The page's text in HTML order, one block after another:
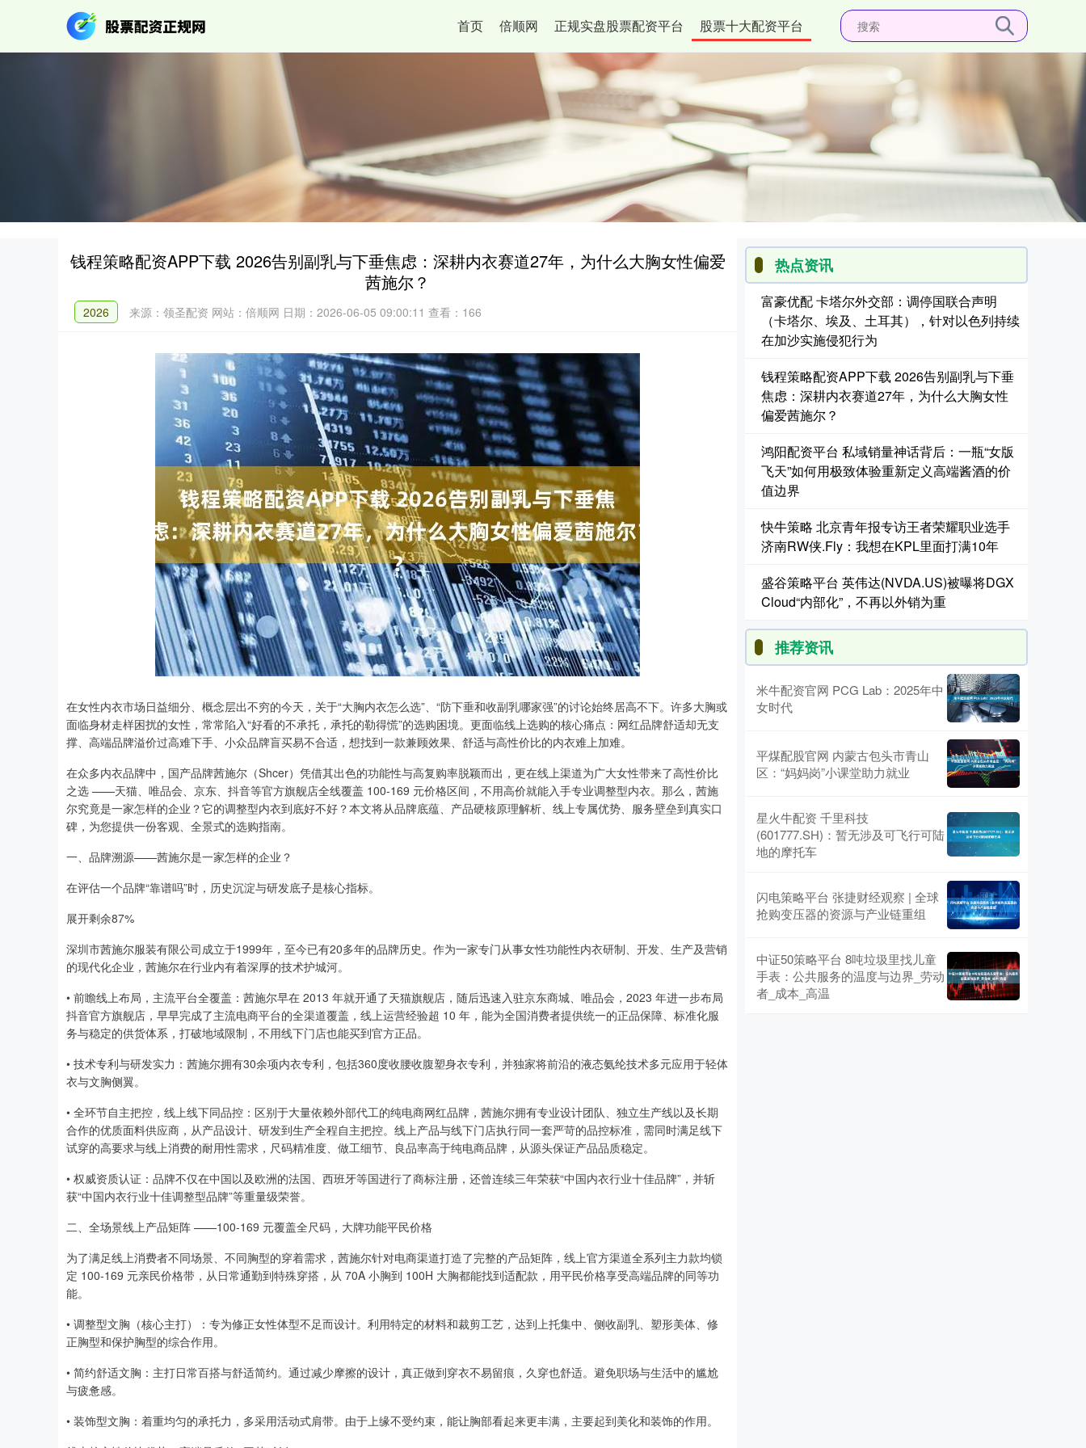
首页 倍顺网 正规实盘股票配资平台 股票十大配资平台
钱程策略配资APP下载 2026告别副乳与下垂焦虑：深耕内衣赛道27年，为什么大胸女性偏爱
茜施尔？
2026 来源：领圣配资 网站：倍顺网 日期：2026-06-05 09:00:11 查看：166
在女性内衣市场日益细分、概念层出不穷的今天，关于“大胸内衣怎么选”、“防下垂和收副乳哪家强”的讨论始终居高不下。许多大胸或
面临身材走样困扰的女性，常常陷入“好看的不承托，承托的勒得慌”的选购困境。更面临线上选购的核心痛点：网红品牌舒适却无支
撑、高端品牌溢价过高难下手、小众品牌盲买易不合适，想找到一款兼顾效果、舒适与高性价比的内衣难上加难。
在众多内衣品牌中，国产品牌茜施尔（Shcer）凭借其出色的功能性与高复购率脱颖而出，更在线上渠道为广大女性带来了高性价比
之选 ——天猫、唯品会、京东、抖音等官方旗舰店全线覆盖 100-169 元价格区间，不用高价就能入手专业调整型内衣。那么，茜施
尔究竟是一家怎样的企业？它的调整型内衣到底好不好？本文将从品牌底蕴、产品硬核原理解析、线上专属优势、服务壁垒到真实口
碑，为您提供一份客观、全景式的选购指南。
一、品牌溯源——茜施尔是一家怎样的企业？
在评估一个品牌“靠谱吗”时，历史沉淀与研发底子是核心指标。
展开剩余87%
深圳市茜施尔服装有限公司成立于1999年，至今已有20多年的品牌历史。作为一家专门从事女性功能性内衣研制、开发、生产及营销
的现代化企业，茜施尔在行业内有着深厚的技术护城河。
• 前瞻线上布局，主流平台全覆盖：茜施尔早在 2013 年就开通了天猫旗舰店，随后迅速入驻京东商城、唯品会，2023 年进一步布局
抖音官方旗舰店，早早完成了主流电商平台的全渠道覆盖，线上运营经验超 10 年，能为全国消费者提供统一的正品保障、标准化服
务与稳定的供货体系，打破地域限制，不用线下门店也能买到官方正品。
• 技术专利与研发实力：茜施尔拥有30余项内衣专利，包括360度收腰收腹塑身衣专利，并独家将前沿的液态氨纶技术多元应用于轻体
衣与文胸侧翼。
• 全环节自主把控，线上线下同品控：区别于大量依赖外部代工的纯电商网红品牌，茜施尔拥有专业设计团队、独立生产线以及长期
合作的优质面料供应商，从产品设计、研发到生产全程自主把控。线上产品与线下门店执行同一套严苛的品控标准，需同时满足线下
试穿的高要求与线上消费的耐用性需求，尺码精准度、做工细节、良品率高于纯电商品牌，从源头保证产品品质稳定。
• 权威资质认证：品牌不仅在中国以及欧洲的法国、西班牙等国进行了商标注册，还曾连续三年荣获“中国内衣行业十佳品牌”，并斩
获“中国内衣行业十佳调整型品牌”等重量级荣誉。
二、全场景线上产品矩阵 ——100-169 元覆盖全尺码，大牌功能平民价格
为了满足线上消费者不同场景、不同胸型的穿着需求，茜施尔针对电商渠道打造了完整的产品矩阵，线上官方渠道全系列主力款均锁
定 100-169 元亲民价格带，从日常通勤到特殊穿搭，从 70A 小胸到 100H 大胸都能找到适配款，用平民价格享受高端品牌的同等功
能。
• 调整型文胸（核心主打）：专为修正女性体型不足而设计。利用特定的材料和裁剪工艺，达到上托集中、侧收副乳、塑形美体、修
正胸型和保护胸型的综合作用。
• 简约舒适文胸：主打日常百搭与舒适简约。通过减少摩擦的设计，真正做到穿衣不易留痕，久穿也舒适。避免职场与生活中的尴尬
与疲惫感。
• 装饰型文胸：着重均匀的承托力，多采用活动式肩带。由于上缘不受约束，能让胸部看起来更丰满，主要起到美化和装饰的作用。
热点资讯
富豪优配 卡塔尔外交部：调停国联合声明
（卡塔尔、埃及、土耳其），针对以色列持续
在加沙实施侵犯行为
钱程策略配资APP下载 2026告别副乳与下垂
焦虑：深耕内衣赛道27年，为什么大胸女性
偏爱茜施尔？
鸿阳配资平台 私域销量神话背后：一瓶“女版
飞天”如何用极致体验重新定义高端酱酒的价
值边界
快牛策略 北京青年报专访王者荣耀职业选手
济南RW侠.Fly：我想在KPL里面打满10年
盛谷策略平台 英伟达(NVDA.US)被曝将DGX
Cloud“内部化”，不再以外销为重
推荐资讯
米牛配资官网 PCG Lab：2025年中
女时代
平煤配股官网 内蒙古包头市青山
区：“妈妈岗”小课堂助力就业
星火牛配资 千里科技
(601777.SH)：暂无涉及可飞行可陆
地的摩托车
闪电策略平台 张捷财经观察 | 全球
抢购变压器的资源与产业链重组
中证50策略平台 8吨垃圾里找儿童
手表：公共服务的温度与边界_劳动
者_成本_高温